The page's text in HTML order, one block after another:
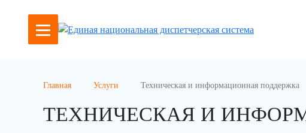
Главная Услуги Техническая и информационная поддержка
ТЕХНИЧЕСКАЯ И